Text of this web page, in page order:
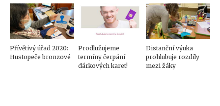
Přívětivý úřad 2020:
Hustopeče bronzové
Prodlužujeme
termíny čerpání
dárkových karet!
Distanční výuka
prohlubuje rozdíly
mezi žáky